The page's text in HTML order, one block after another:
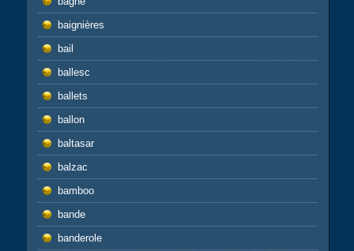
baignières
bail
ballesc
ballets
ballon
baltasar
balzac
bamboo
bande
banderole